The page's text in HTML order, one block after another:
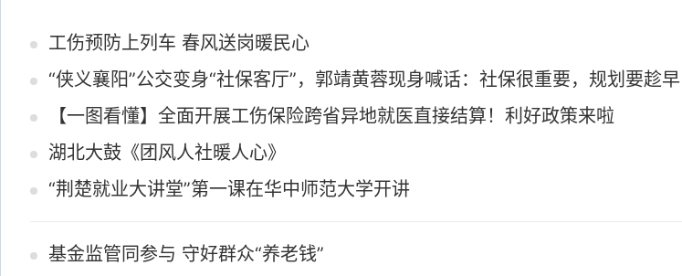
工伤预防上列车 春风送岗暖民心
“侠义襄阳”公交变身“社保客厅”，郭靖黄蓉现身喊话：社保很重要，规划要趁早
【一图看懂】全面开展工伤保险跨省异地就医直接结算！利好政策来啦
湖北大鼓《团风人社暖人心》
“荆楚就业大讲堂”第一课在华中师范大学开讲
基金监管同参与 守好群众“养老钱”